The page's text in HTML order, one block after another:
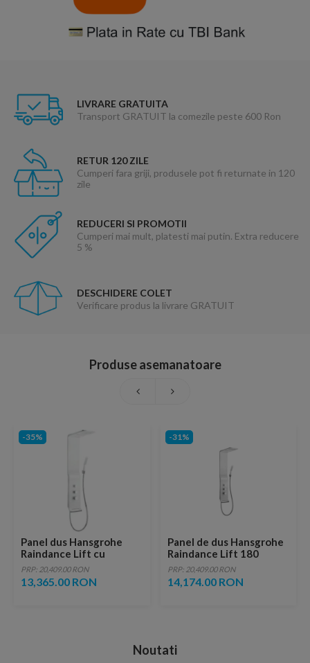
LIVRARE GRATUITA
Transport GRATUIT la comezile peste 600 Ron
RETUR 120 ZILE
Cumperi fara griji, produsele pot fi returnate in 120
zile
REDUCERI SI PROMOTII
Cumperi mai mult, platesti mai putin. Extra reducere
5 %
DESCHIDERE COLET
Verificare produs la livrare GRATUIT
Produse asemanatoare
-35%
Panel dus Hansgrohe
Raindance Lift cu
baterie termostatata,
alb-crom
PRP: 20,409.00 RON
13,365.00 RON
-31%
Panel de dus Hansgrohe
Raindance Lift 180
PRP: 20,409.00 RON
14,174.00 RON
Noutati